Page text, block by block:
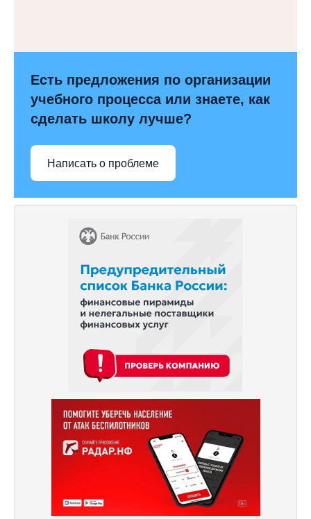
Есть предложения по организации
учебного процесса или знаете, как
сделать школу лучше?
Написать о проблеме